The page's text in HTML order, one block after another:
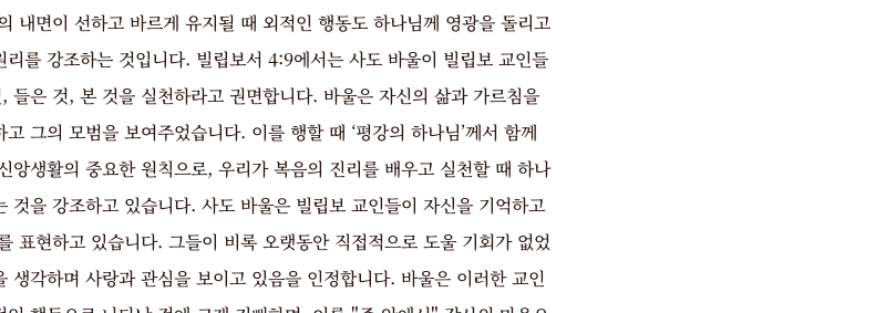
내면이 선하고 바르게 유지될 때 외적인 행동도 하나님께 영광을 돌리고
를 강조하는 것입니다. 빌립보서 4:9에서는 사도 바울이 빌립보 교인들
들은 것, 본 것을 실천하라고 권면합니다. 바울은 자신의 삶과 가르침을
그의 모범을 보여주었습니다. 이를 행할 때 ‘평강의 하나님’께서 함께
앙생활의 중요한 원칙으로, 우리가 복음의 진리를 배우고 실천할 때 하나
것을 강조하고 있습니다. 사도 바울은 빌립보 교인들이 자신을 기억하고
표현하고 있습니다. 그들이 비록 오랫동안 직접적으로 도울 기회가 없었
생각하며 사랑과 관심을 보이고 있음을 인정합니다. 바울은 이러한 교인